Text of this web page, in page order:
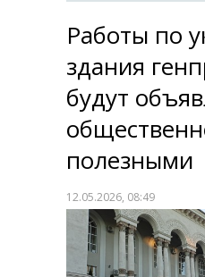
Работы по
здания
будут
полезными
12.05.2026, 08:49